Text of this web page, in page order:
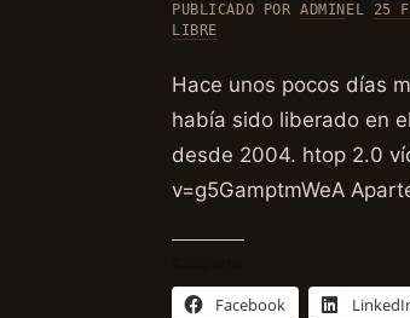
PUBLICADO PORADMIN EL 25
LIBRE
Hace unos pocos días
había sido liberado en
desde 2004. htop 2.0
v=g5GamptmWeA
Facebook